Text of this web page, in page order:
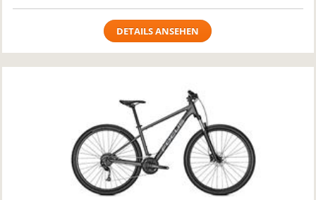
DETAILS ANSEHEN